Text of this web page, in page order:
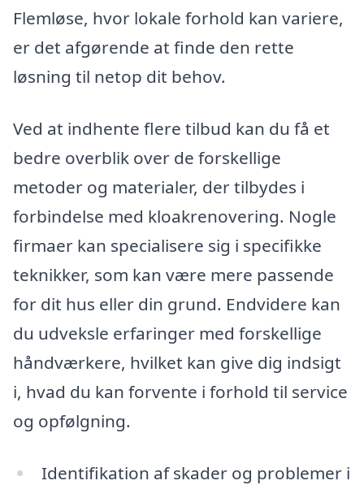
Flemløse, hvor lokale forhold kan variere,
er det afgørende at finde den rette
løsning til netop dit behov.
Ved at indhente flere tilbud kan du få et
bedre overblik over de forskellige
metoder og materialer, der tilbydes i
forbindelse med kloakrenovering. Nogle
firmaer kan specialisere sig i specifikke
teknikker, som kan være mere passende
for dit hus eller din grund. Endvidere kan
du udveksle erfaringer med forskellige
håndværkere, hvilket kan give dig indsigt
i, hvad du kan forvente i forhold til service
og opfølgning.
Identifikation af skader og problemer i